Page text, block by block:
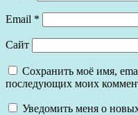
Email *
Сайт
Сохранить моё имя,
последующих моих
Уведомить меня о